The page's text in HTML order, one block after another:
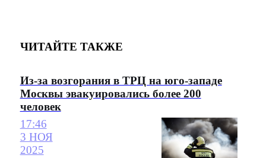
ЧИТАЙТЕ ТАКЖЕ
Из-за возгорания в ТРЦ на юго-западе
Москвы эвакуировались более 200
человек
17:46
3 НОЯ
2025